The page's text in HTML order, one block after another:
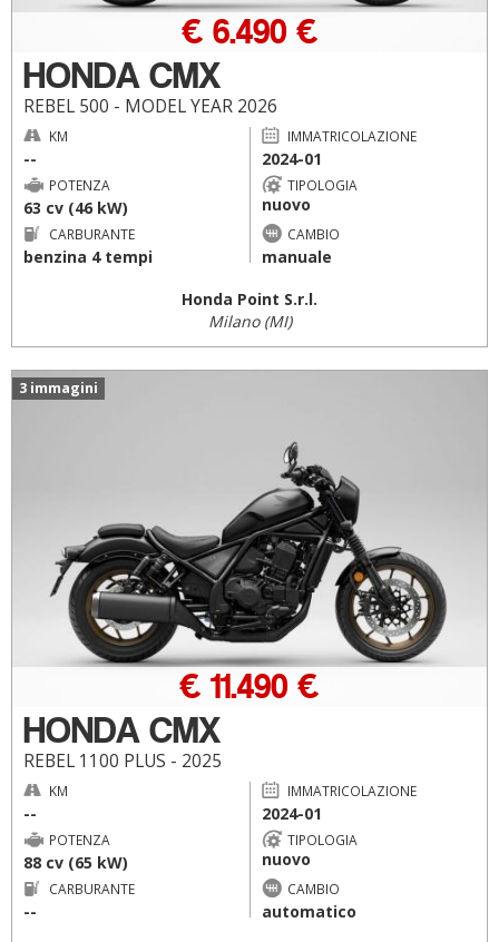
HONDA CMX
REBEL 500 - MODEL YEAR 2026
€ 6.490 €
KM
--
IMMATRICOLAZIONE
2024-01
POTENZA
63 cv (46 kW)
TIPOLOGIA
nuovo
CARBURANTE
benzina 4 tempi
CAMBIO
manuale
Honda Point S.r.l.
Milano (MI)
3 immagini
HONDA CMX
REBEL 1100 PLUS - 2025
€ 11.490 €
KM
--
IMMATRICOLAZIONE
2024-01
POTENZA
88 cv (65 kW)
TIPOLOGIA
nuovo
CARBURANTE
--
CAMBIO
automatico